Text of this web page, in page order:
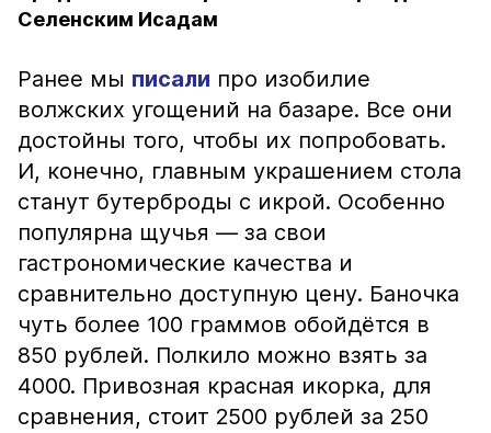
Селенским Исадам
Ранее мы писали про изобилие
волжских угощений на базаре. Все они
достойны того, чтобы их попробовать.
И, конечно, главным украшением стола
станут бутерброды с икрой. Особенно
популярна щучья — за свои
гастрономические качества и
сравнительно доступную цену. Баночка
чуть более 100 граммов обойдётся в
850 рублей. Полкило можно взять за
4000. Привозная красная икорка, для
сравнения, стоит 2500 рублей за 250